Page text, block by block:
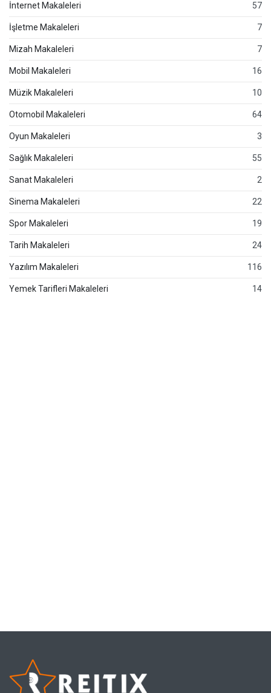
İnternet Makaleleri 57
İşletme Makaleleri 7
Mizah Makaleleri 7
Mobil Makaleleri 16
Müzik Makaleleri 10
Otomobil Makaleleri 64
Oyun Makaleleri 3
Sağlık Makaleleri 55
Sanat Makaleleri 2
Sinema Makaleleri 22
Spor Makaleleri 19
Tarih Makaleleri 24
Yazılım Makaleleri 116
Yemek Tarifleri Makaleleri 14